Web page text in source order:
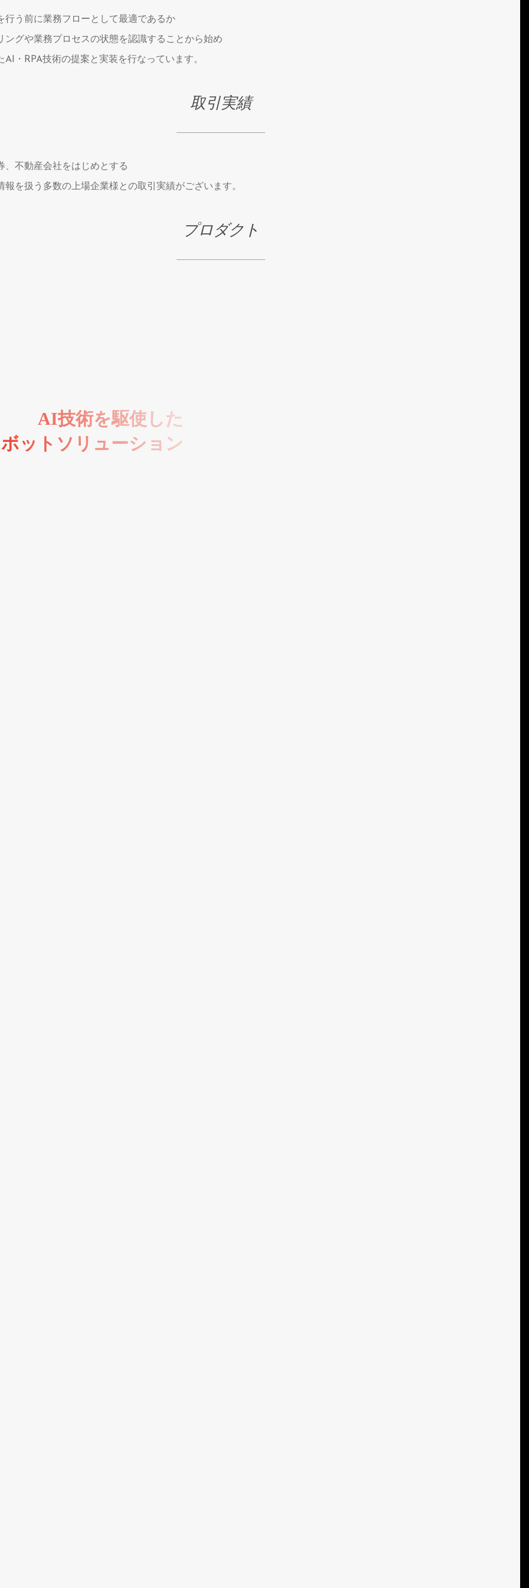
行う前に業務フローとして最適であるか
ングや業務プロセスの状態を認識することから始め
AI・RPA技術の提案と実装を行なっています。
取引実績
、不動産会社をはじめとする
報を扱う多数の上場企業様との取引実績がございます。
プロダクト
AI技術を駆使した
ットソリューション